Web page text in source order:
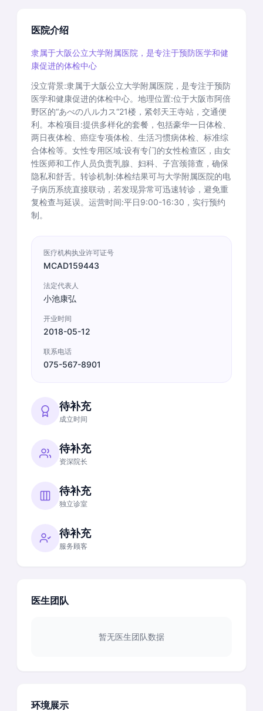
医院介绍
隶属于大阪公立大学附属医院，是专注于预防医学和健
康促进的体检中心
没立背景:隶属于大阪公立大学附属医院，是专注于预防
医学和健康促进的体检中心。地理位置:位于大阪市阿倍
野区的“あべの八ル力ス“21楼，紧邻天王寺站，交通便
利。本检项目:提供多样化的套餐，包括豪华一日体检、
两日夜体检、癌症专项体检、生活习惯病体检、标准综
合体检等。女性专用区域:设有专门的女性检查区，由女
性医师和工作人员负责乳腺、妇科、子宫颈筛查，确保
隐私和舒舌。转诊机制:体检结果可与大学附属医院的电
子病历系统直接联动，若发现异常可迅速转诊，避免重
复检查与延误。运营时间:平日9:00-16:30，实行预约
制。
医疗机构执业许可证号
MCAD159443
法定代表人
小池康弘
开业时间
2018-05-12
联系电话
075-567-8901
待补充
成立时间
待补充
资深院长
待补充
独立诊室
待补充
服务顾客
医生团队
暂无医生团队数据
环境展示